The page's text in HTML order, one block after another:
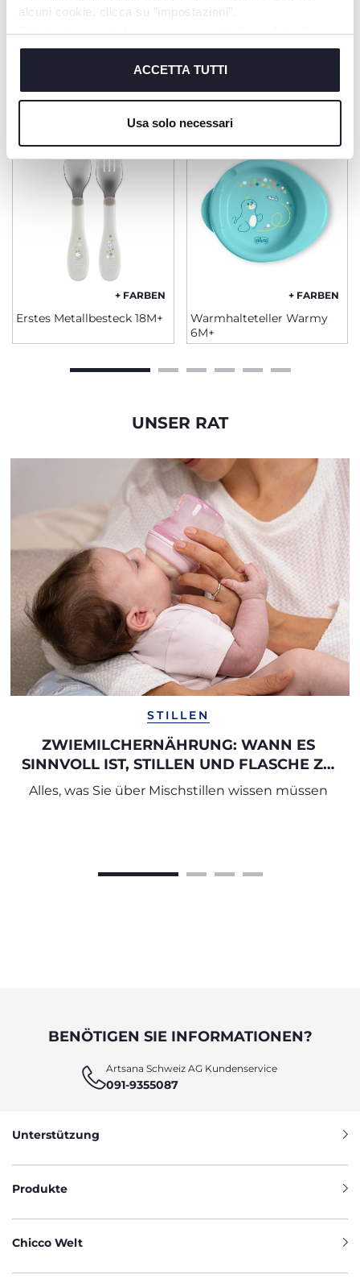
alcuni cookie, clicca su "impostazioni".
Chiudendo questo banner acconsenti all’uso dei soli
cookie tecnici, indispensabili per fruire del servizio
ACCETTA TUTTI
Usa solo necessari
PRODUKTE, DIE SIE INTERESSIEREN
KÖNNTEN
+ FARBEN
Erstes Metallbesteck 18M+
+ FARBEN
Warmhalteteller Warmy
6M+
UNSER RAT
STILLEN
ZWIEMILCHERNÄHRUNG: WANN ES
SINNVOLL IST, STILLEN UND FLASCHE ZU
KOMBINIEREN
Alles, was Sie über Mischstillen wissen müssen
BENÖTIGEN SIE INFORMATIONEN?
Artsana Schweiz AG Kundenservice
091-9355087
Unterstützung
Produkte
Chicco Welt